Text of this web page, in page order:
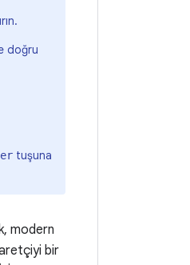
doğru
tuşuna
modern
bir